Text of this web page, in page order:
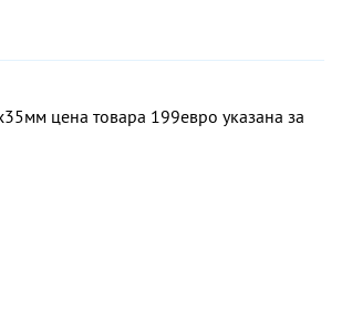
цена товара 199евро указана за